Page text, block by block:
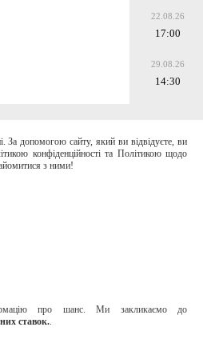
22.08.26
17:00
29.08.26
14:30
За допомогою сайту, який ви відвідуєте, ви
конфіденційності та Політикою щодо
з ними!
про шанс. Ми закликаємо до
ставок.